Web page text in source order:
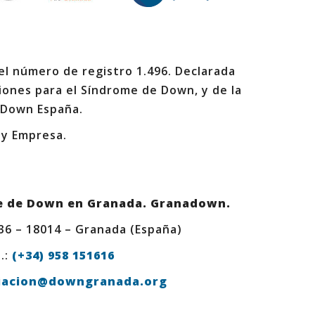
número de registro 1.496. Declarada
para el Síndrome de Down, y de la
España.
Empresa.
Down en Granada. Granadown.
– 18014 – Granada (España)
(+34) 958 151616